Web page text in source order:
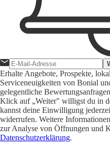
Erhalte Angebote, Prospekte,
Serviceneuigkeiten von Bonial
gelegentliche
Klick auf „Weiter" willigst du in
kannst deine Einwilligung
widerrufen. Weitere
zur Analyse von Öffnungen und
Datenschutzerklärung.